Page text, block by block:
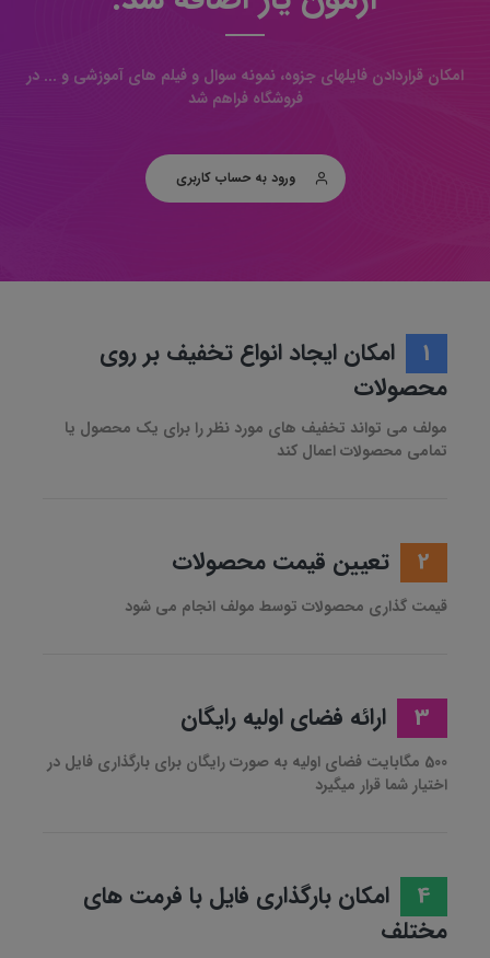
امکان قراردادن فایلهای جزوه، نمونه سوال و فیلم های آموزشی و ... در
فروشگاه فراهم شد
ورود به حساب کاربری
1
امکان ایجاد انواع تخفیف بر روی
محصولات
مولف می تواند تخفیف های مورد نظر را برای یک محصول یا
تمامی محصولات اعمال کند
2 تعیین قیمت محصولات
قیمت گذاری محصولات توسط مولف انجام می شود
3 ارائه فضای اولیه رایگان
500 مگابایت فضای اولیه به صورت رایگان برای بارگذاری فایل در
اختیار شما قرار میگیرد
4
امکان بارگذاری فایل با فرمت های
مختلف